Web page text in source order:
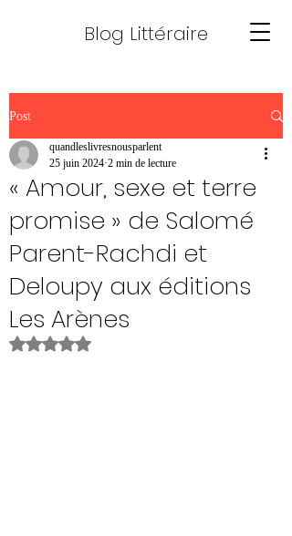
Blog Littéraire
Post
« Amour, sexe et terre
promise » de Salomé
Parent-Rachdi et
Deloupy aux éditions
Les Arènes
quandleslivresnousparlent
25 juin 2024 2 min de lecture
Noté NaN étoiles sur 5.